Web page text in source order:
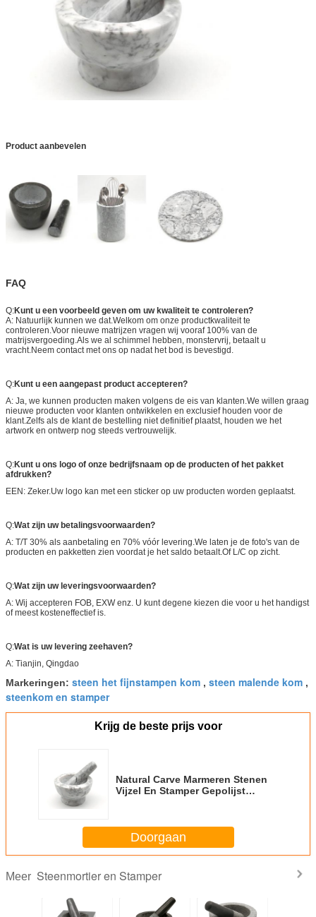
Product aanbevelen
FAQ
Q:Kunt u een voorbeeld geven om uw kwaliteit te controleren?
A: Natuurlijk kunnen we dat.Welkom om onze productkwaliteit te
controleren.Voor nieuwe matrijzen vragen wij vooraf 100% van de
matrijsvergoeding.Als we al schimmel hebben, monstervrij, betaalt u
vracht.Neem contact met ons op nadat het bod is bevestigd.
Q:Kunt u een aangepast product accepteren?
A: Ja, we kunnen producten maken volgens de eis van klanten.We willen graag
nieuwe producten voor klanten ontwikkelen en exclusief houden voor de
klant.Zelfs als de klant de bestelling niet definitief plaatst, houden we het
artwork en ontwerp nog steeds vertrouwelijk.
Q:Kunt u ons logo of onze bedrijfsnaam op de producten of het pakket
afdrukken?
EEN: Zeker.Uw logo kan met een sticker op uw producten worden geplaatst.
Q:Wat zijn uw betalingsvoorwaarden?
A: T/T 30% als aanbetaling en 70% vóór levering.We laten je de foto's van de
producten en pakketten zien voordat je het saldo betaalt.Of L/C op zicht.
Q:Wat zijn uw leveringsvoorwaarden?
A: Wij accepteren FOB, EXW enz. U kunt degene kiezen die voor u het handigst
of meest kosteneffectief is.
Q:Wat is uw levering zeehaven?
A: Tianjin, Qingdao
Markeringen: steen het fijnstampen kom , steen malende kom ,
steenkom en stamper
Krijg de beste prijs voor
Natural Carve Marmeren Stenen
Vijzel En Stamper Gepolijst
Doorgaan
Meer Steenmortier en Stamper